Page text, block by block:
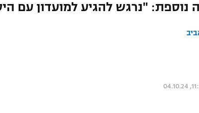
נוספת: "נרגש להגיע למועדון עם